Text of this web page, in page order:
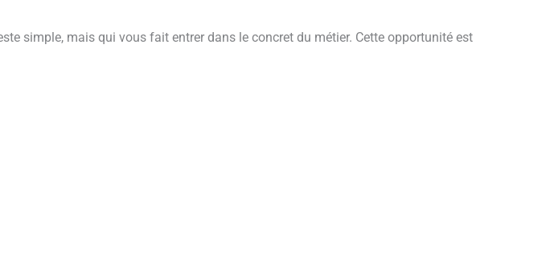
simple, mais qui vous fait entrer dans le concret du métier. Cette opportunité est